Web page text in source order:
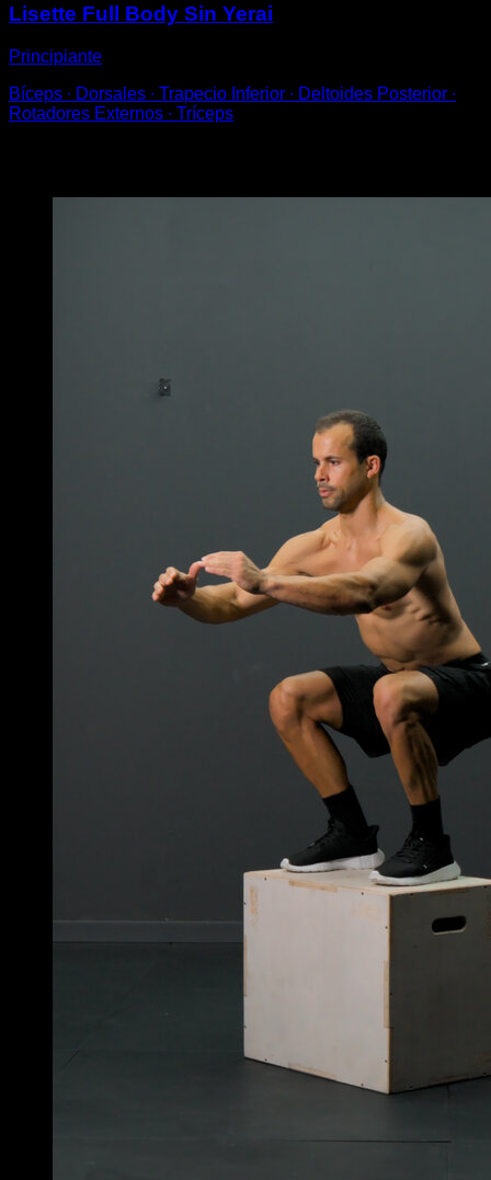
Lisette Full Body Sin Yerai
Principiante
Bíceps ∙ Dorsales ∙ Trapecio Inferior ∙ Deltoides Posterior ∙
Rotadores Externos ∙ Tríceps